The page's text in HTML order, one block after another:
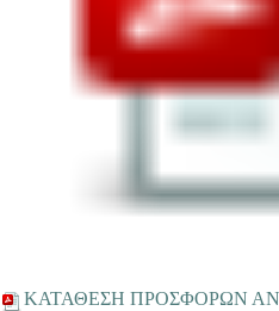
ΚΑΤΑΘΕΣΗ ΠΡΟΣΦΟΡΩΝ